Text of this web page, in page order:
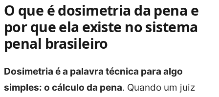
O que é dosimetria da pena e
por que ela existe no sistema
penal brasileiro
Dosimetria é a palavra técnica para algo
simples: o cálculo da pena. Quando um juiz